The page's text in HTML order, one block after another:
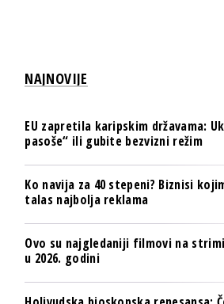
NAJNOVIJE
EU zapretila karipskim državama:
pasoše“ ili gubite bezvizni režim
Ko navija za 40 stepeni? Biznisi
talas najbolja reklama
Ovo su najgledaniji filmovi na
u 2026. godini